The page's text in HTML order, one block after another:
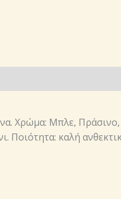
Χρώμα: Μπλε, Πράσινο,
Ποιότητα: καλή